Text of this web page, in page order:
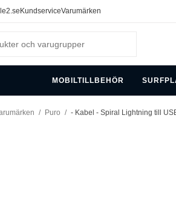
KundserviceVarumärken
MOBILTILLBEHÖR
/ Puro / - Kabel - Spiral Lightning till